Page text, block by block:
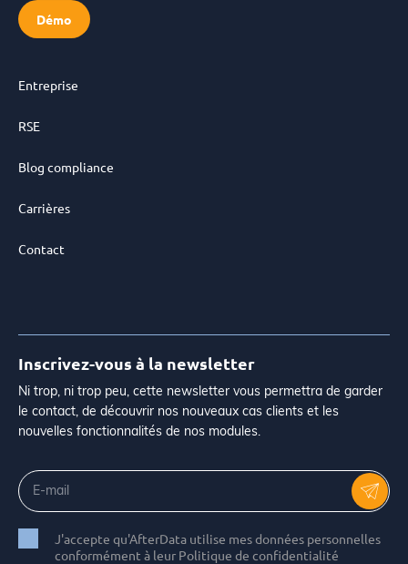
Démo
Entreprise
RSE
Blog compliance
Carrières
Contact
Inscrivez-vous à la newsletter
Ni trop, ni trop peu, cette newsletter vous permettra de garder
le contact, de découvrir nos nouveaux cas clients et les
nouvelles fonctionnalités de nos modules.
J'accepte qu'AfterData utilise mes données personnelles
conformément à leur Politique de confidentialité